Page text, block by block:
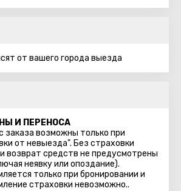
от вашего города выезда
И ПЕРЕНОСА
заказа возможны только при
от невыезда". Без страховки
возврат средств не предусмотрены
неявку или опоздание).
только при бронировании и
страховки невозможно..